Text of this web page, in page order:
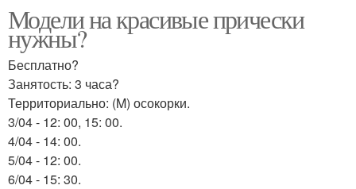
Модели на красивые прически
нужны?
Бесплатно?
Занятость: 3 часа?
Территориально: (M) осокорки.
3/04 - 12: 00, 15: 00.
4/04 - 14: 00.
5/04 - 12: 00.
6/04 - 15: 30.